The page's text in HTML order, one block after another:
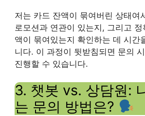
저는 카드 잔액이 묶여버린 상태여
로모션과 연관이 있는지, 그리고
액이 묶여있는지 확인하는 데 시간
니다. 이 과정이 뒷받침되면 문의
진행할 수 있습니다.
3. 챗봇 vs. 상담원:
는 문의 방법은?